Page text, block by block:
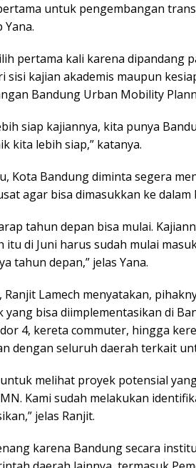
untuk pengembangan
Yana.
pertama kali karena dipandang
sisi kajian akademis maupun
Bandung Urban Mobility
siap kajiannya, kita punya
kita lebih siap,” katanya.
Kota Bandung diminta segera
agar bisa dimasukkan ke dalam
tahun depan bisa mulai.
itu di Juni harus sudah mulai
tahun depan,” jelas Yana.
Ranjit Lamech menyatakan,
bisa diimplementasikan di
4, kereta commuter, hingga
dengan seluruh daerah terkait
melihat proyek potensial
Kami sudah melakukan
jelas Ranjit.
karena Bandung secara